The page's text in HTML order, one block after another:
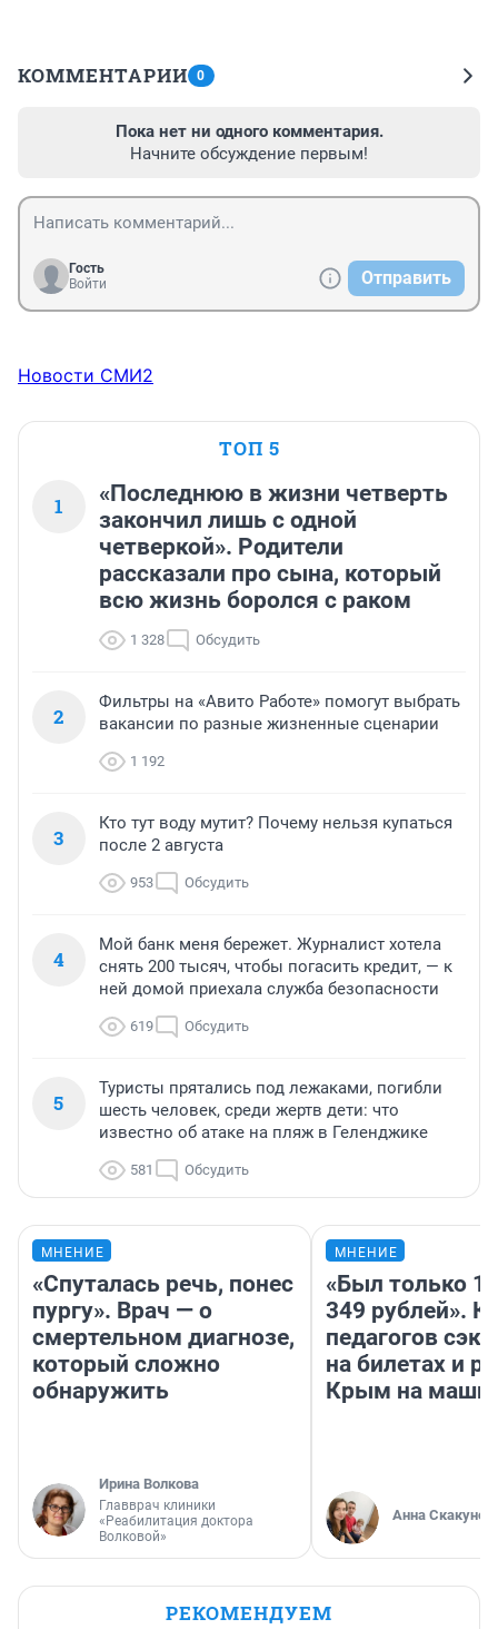
КОММЕНТАРИИ 0
Пока нет ни одного комментария.
Начните обсуждение первым!
Гость
Войти
Отправить
Новости СМИ2
ТОП 5
1
«Последнюю в жизни четверть
закончил лишь с одной
четверкой». Родители
рассказали про сына, который
всю жизнь боролся с раком
1 328 Обсудить
2
Фильтры на «Авито Работе» помогут выбрать
вакансии по разные жизненные сценарии
1 192
3
Кто тут воду мутит? Почему нельзя купаться
после 2 августа
953 Обсудить
4
Мой банк меня бережет. Журналист хотела
снять 200 тысяч, чтобы погасить кредит, — к
ней домой приехала служба безопасности
619 Обсудить
5
Туристы прятались под лежаками, погибли
шесть человек, среди жертв дети: что
известно об атаке на пляж в Геленджике
581 Обсудить
МНЕНИЕ
«Спуталась речь, понес
пургу». Врач — о
смертельном диагнозе,
который сложно
обнаружить
Ирина Волкова
Главврач клиники
«Реабилитация доктора
Волковой»
МНЕНИЕ
«Был только
349 рублей».
педагогов
на билетах и
Крым на
Анна
РЕКОМЕНДУЕМ